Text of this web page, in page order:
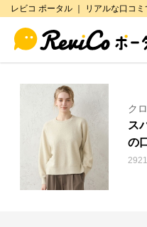
レビコ ポータル ｜ リアルな口コ
ク
ス
の